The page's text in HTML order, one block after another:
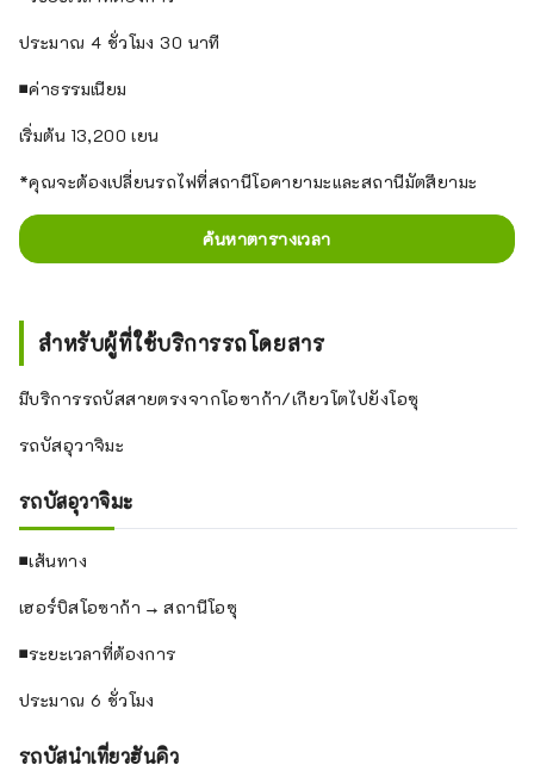
ประมาณ 4 ชั่วโมง 30 นาที
■ค่าธรรมเนียม
เริ่มต้น 13,200 เยน
*คุณจะต้องเปลี่ยนรถไฟที่สถานีโอคายามะและสถานีมัตสึยามะ
ค้นหาตารางเวลา
สำหรับผู้ที่ใช้บริการรถโดยสาร
มีบริการรถบัสสายตรงจากโอซาก้า/เกียวโตไปยังโอซุ
รถบัสอุวาจิมะ
รถบัสอุวาจิมะ
■เส้นทาง
เฮอร์บิสโอซาก้า → สถานีโอซุ
■ระยะเวลาที่ต้องการ
ประมาณ 6 ชั่วโมง
รถบัสนำเที่ยวฮันคิว